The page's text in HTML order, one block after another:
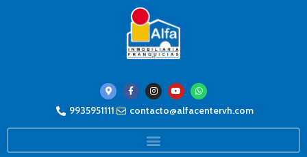
9935951111 contacto@alfacentervh.com